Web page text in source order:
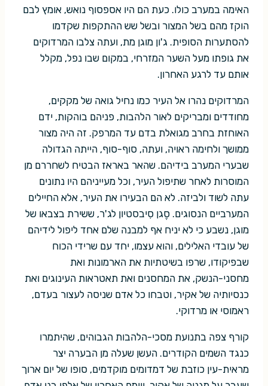
האימה במערב כולו. כעת הם היו אספסוף נואש, אומץ לבם
הוקז מהם בשל המצור ובשל שש ההתקפות שקדמו
להסתערות הסופית. ג'ון מוגן מת, ועתה צלבו המרדוקים
את גופתו מעל השער המזרחי, במקום שבו נפל, מקלל
אותם עד לרגע האחרון.
המרדוקים נהרו אל העיר כמו נחיל גואה של מקקים,
מחודדים ומבריקים לאור הלהבות, פניהם בוהקות, ידם
האוחזת בחרב מגואלת בדם עד המרפק. זה היה מצור
ממושך ולחימה ראויה, ועתה, סוף-סוף, הייתה הגדולה
שבערי המערב בידיהם. שהאר באראז הבטיח לשחררם מן
המוסרות לאחר שתיפול העיר, וכל מעייניהם היו נתונים
עתה לשוד ולביזה. לא הם הבעירו את העיר, אלא החיילים
המערביים הנסוגים. סֶגן סִיבסטיון לג'ר, ששירת בצבאו של
מוגן, נשבע כי לא יניח אף למבנה שלם אחד ליפול לידיהם
של עובדי האלילים, והוא עצמו, יחד עם שרידי הכוח
שבפיקודו, שרפו בשיטתיות את הארמונות ואת
מחסני-הנשק, את המחסנים ואת תאטראות העינוגים ואת
כנסיותיה של אקיר, וטבחו כל אדם שניסה לעצור בעדם,
ראמוסי או מרדוקי.
קורף צפה בתנועת מסכי-הלהבות הגבוהים, שהיתמרו
כנגד השמים הקודרים. העשן שעלה מן הבערה יצר
מראית-עין כוזבת של דמדומים מוקדמים, סופו של יום ארוך